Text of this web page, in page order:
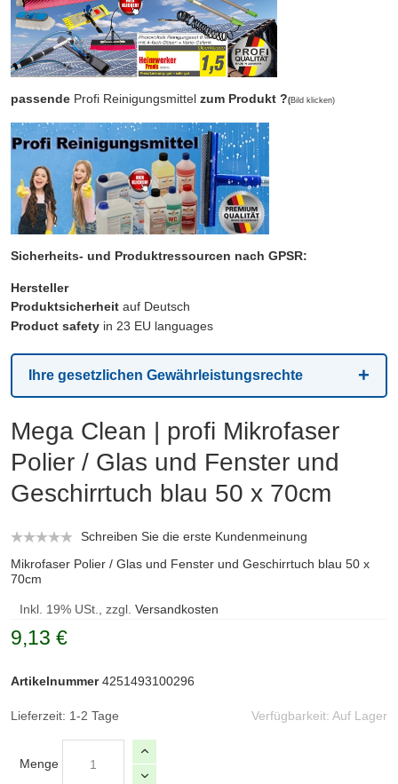
passende Profi Reinigungsmittel zum Produkt ?(Bild klicken)
Sicherheits- und Produktressourcen nach GPSR:
Hersteller
Produktsicherheit auf Deutsch
Product safety in 23 EU languages
Ihre gesetzlichen Gewährleistungsrechte
Mega Clean | profi Mikrofaser
Polier / Glas und Fenster und
Geschirrtuch blau 50 x 70cm
Schreiben Sie die erste Kundenmeinung
Mikrofaser Polier / Glas und Fenster und Geschirrtuch blau 50 x
70cm
Inkl. 19% USt., zzgl. Versandkosten
9,13 €
Verfügbarkeit: Auf Lager
Artikelnummer 4251493100296
Lieferzeit: 1-2 Tage
Menge